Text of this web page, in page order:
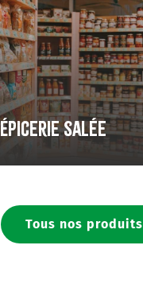
Épicerie salée
Tous nos produits